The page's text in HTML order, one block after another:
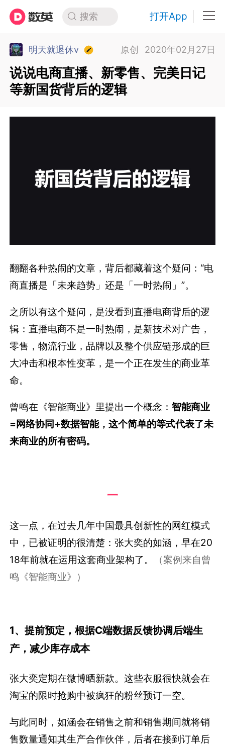
搜索 打开App
明天就退休v 原创 2020年02月27日
说说电商直播、新零售、完美日记
等新国货背后的逻辑
翻翻各种热闹的文章，背后都藏着这个疑问：“电
商直播是「未来趋势」还是「一时热闹」”。
之所以有这个疑问，是没看到直播电商背后的逻
辑：直播电商不是一时热闹，是新技术对广告，
零售，物流行业，品牌以及整个供应链形成的巨
大冲击和根本性变革，是一个正在发生的商业革
命。
曾鸣在《智能商业》里提出一个概念：智能商业
=网络协同+数据智能，这个简单的等式代表了未
来商业的所有密码。
一
这一点，在过去几年中国最具创新性的网红模式
中，已被证明的很清楚：张大奕的如涵，早在20
18年前就在运用这套商业架构了。
（案例来自曾
鸣《智能商业》）
1、提前预定，根据C端数据反馈协调后端生
产，减少库存成本
张大奕定期在微博晒新款。这些衣服很快就会在
淘宝的限时抢购中被疯狂的粉丝预订一空。
与此同时，如涵会在销售之前和销售期间就将销
售数量通知其生产合作伙伴，后者在接到订单后